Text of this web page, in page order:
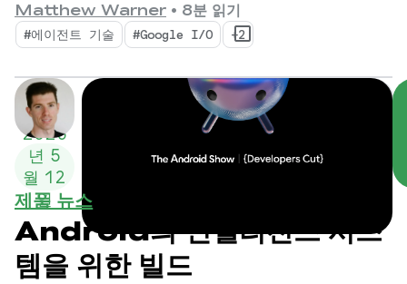
고 있습니다. Google의 최신 도구는 Android 개발자
로서의 생산성을 높이고 코드베이스에 배포하는 AI
에이전트를 강화하는 기능으로 에이전트 시대에 맞게
빌드되었습니다.
Matthew Warner • 8분 읽기
#에이전트 기술 #Google I/O +2
2026
년 5
월 12
일
제품 뉴스
Android의 인텔리전스 시스
템을 위한 빌드